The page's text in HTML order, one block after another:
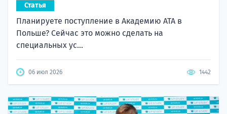
Статья
Планируете поступление в Академию ATA в
Польше? Сейчас это можно сделать на
специальных ус...
06 июл 2026 1442